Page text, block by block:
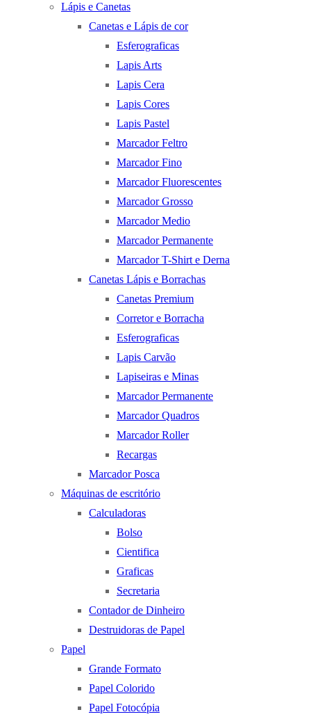
Lápis e Canetas
Canetas e Lápis de cor
Esferograficas
Lapis Arts
Lapis Cera
Lapis Cores
Lapis Pastel
Marcador Feltro
Marcador Fino
Marcador Fluorescentes
Marcador Grosso
Marcador Medio
Marcador Permanente
Marcador T-Shirt e Derna
Canetas Lápis e Borrachas
Canetas Premium
Corretor e Borracha
Esferograficas
Lapis Carvão
Lapiseiras e Minas
Marcador Permanente
Marcador Quadros
Marcador Roller
Recargas
Marcador Posca
Máquinas de escritório
Calculadoras
Bolso
Cientifica
Graficas
Secretaria
Contador de Dinheiro
Destruidoras de Papel
Papel
Grande Formato
Papel Colorido
Papel Fotocópia